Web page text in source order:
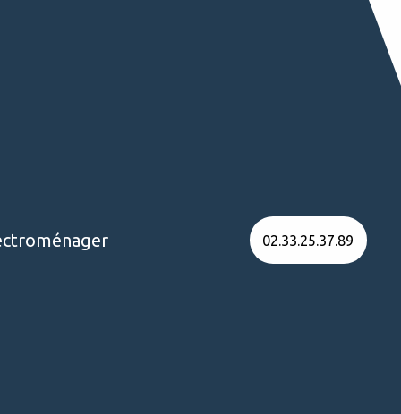
02.33.25.37.89